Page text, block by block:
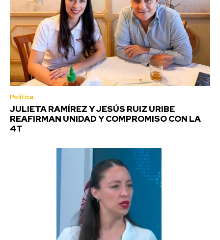
Política
JULIETA RAMÍREZ Y JESÚS RUIZ URIBE
REAFIRMAN UNIDAD Y COMPROMISO CON LA
4T